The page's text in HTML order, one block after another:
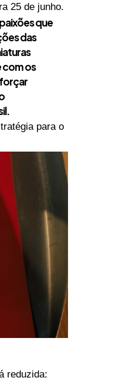
25 de junho.
que
das
com os
para o
reduzida: